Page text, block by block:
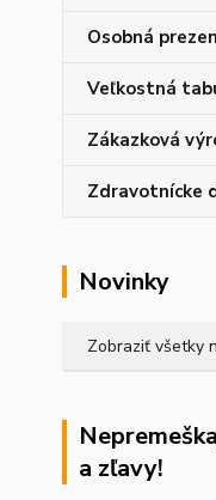
Osobná
Veľkostná
Zákazková
Zdravotnícke
Novinky
Zobraziť všetky
a zľavy!